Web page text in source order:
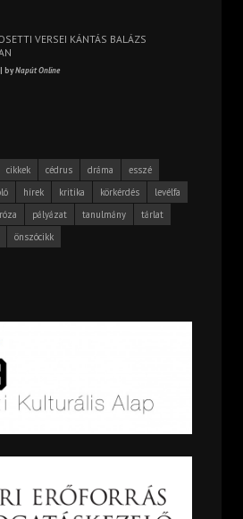
VERSEI KÁNTÁS BALÁZS
byNapút Online
cikkek cédrus dráma
esszé
hírek kritika körkérdés
levélfa
pályázat tanulmány
tárlat
önszócikk